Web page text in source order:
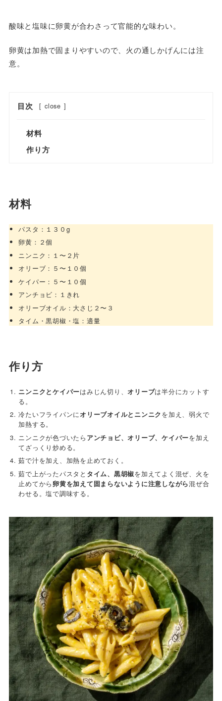
酸味と塩味に卵黄が合わさって官能的な味わい。
卵黄は加熱で固まりやすいので、火の通しかげんには注
意。
目次 [ close ]
材料
作り方
材料
パスタ：１３０g
卵黄：２個
ニンニク：１〜２片
オリーブ：５〜１０個
ケイパー：５〜１０個
アンチョビ：１きれ
オリーブオイル：大さじ２〜３
タイム・黒胡椒・塩：適量
作り方
ニンニクとケイパーはみじん切り、オリーブは半分にカットす
る。
冷たいフライパンにオリーブオイルとニンニクを加え、弱火で
加熱する。
ニンニクが色づいたら アンチョビ、オリーブ、ケイパーを加え
てざっくり炒める。
茹で汁を加え、加熱を止めておく。
茹で上がったパスタと タイム、黒胡椒を加えてよく混ぜ、火を
止めてから 卵黄を加えて固まらないように注意しながら混ぜ合
わせる。塩で調味する。